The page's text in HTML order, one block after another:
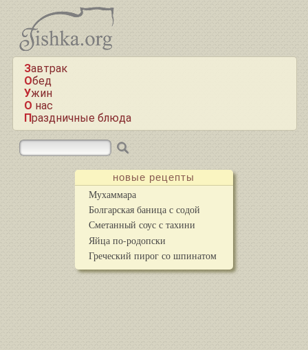
Завтрак
Обед
Ужин
О нас
Праздничные блюда
новые рецепты
Мухаммара
Болгарская баница с содой
Сметанный соус с тахини
Яйца по-родопски
Греческий пирог со шпинатом